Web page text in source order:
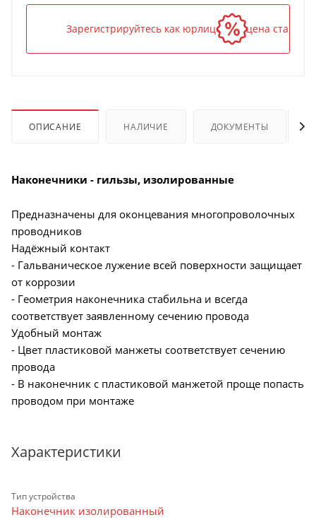
Зарегистрируйтесь как юрлицо — и цена станет
ОПИСАНИЕ НАЛИЧИЕ ДОКУМЕНТЫ
Наконечники - гильзы, изолированные
Предназначены для оконцевания многопроволочных
проводников
Надёжный контакт
- Гальваническое лужение всей поверхности защищает
от коррозии
- Геометрия наконечника стабильна и всегда
соответствует заявленному сечению провода
Удобный монтаж
- Цвет пластиковой манжеты соответствует сечению
провода
- В наконечник с пластиковой манжетой проще попасть
проводом при монтаже
Характеристики
Тип устройства
Наконечник изолированный